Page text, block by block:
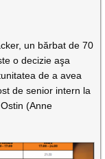
un bărbat de 70
o decizie aşa
de a avea
de senior intern la
(Anne